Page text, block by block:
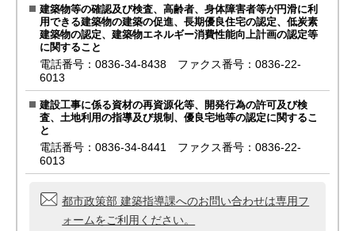
建築物等の確認及び検査、高齢者、身体障害者等が円滑に利
用できる建築物の建築の促進、長期優良住宅の認定、低炭素
建築物の認定、建築物エネルギー消費性能向上計画の認定等
に関すること
電話番号：0836-34-8438 ファクス番号：0836-22-
6013
建設工事に係る資材の再資源化等、開発行為の許可及び検
査、土地利用の指導及び規制、優良宅地等の認定に関するこ
と
電話番号：0836-34-8441 ファクス番号：0836-22-
6013
都市政策部 建築指導課へのお問い合わせは専用フ
ォームをご利用ください。